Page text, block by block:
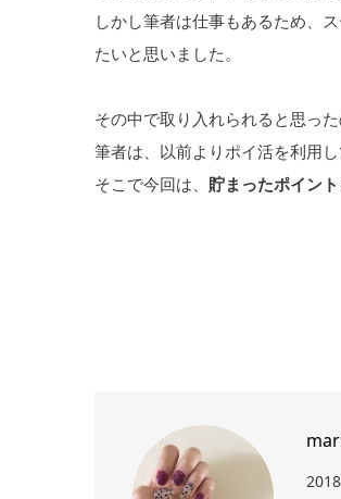
しかし筆者は仕事もあるため、
たいと思いました。
その中で取り入れられると思っ
筆者は、以前よりポイ活を利用
そこで今回は、 貯まったポイン